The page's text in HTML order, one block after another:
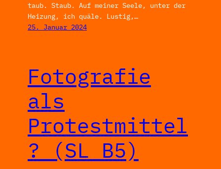
taub. Staub. Auf meiner Seele, unter der
Heizung, ich quäle. Lustig,…
25. Januar 2024
Fotografie
als
Protestmittel
? (SL_B5)